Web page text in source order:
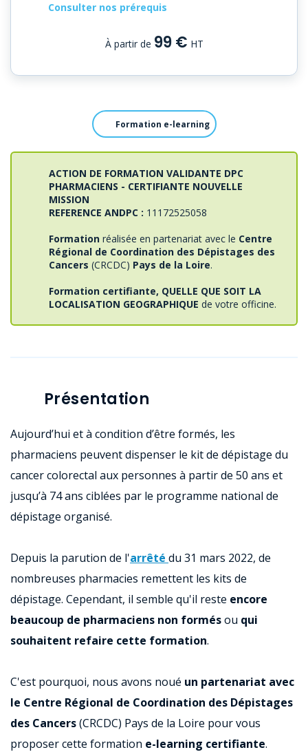
Consulter nos prérequis
À partir de 99 € HT
Formation e-learning
ACTION DE FORMATION VALIDANTE DPC
PHARMACIENS - CERTIFIANTE NOUVELLE
MISSION
REFERENCE ANDPC : 11172525058
Formation réalisée en partenariat avec le Centre
Régional de Coordination des Dépistages des
Cancers (CRCDC) Pays de la Loire.
Formation certifiante, QUELLE QUE SOIT LA
LOCALISATION GEOGRAPHIQUE de votre officine.
Présentation
Aujourd’hui et à condition d’être formés, les
pharmaciens peuvent dispenser le kit de dépistage du
cancer colorectal aux personnes à partir de 50 ans et
jusqu’à 74 ans ciblées par le programme national de
dépistage organisé.
Depuis la parution de l'arrêté du 31 mars 2022, de
nombreuses pharmacies remettent les kits de
dépistage. Cependant, il semble qu'il reste encore
beaucoup de pharmaciens non formésou qui
souhaitent refaire cette formation.
C'est pourquoi, nous avons noué un partenariat avec
le Centre Régional de Coordination des Dépistages
des Cancers(CRCDC) Pays de la Loire pour vous
proposer cette formation e-learning certifiante.